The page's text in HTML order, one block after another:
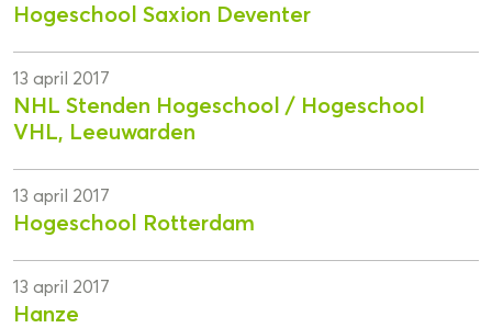
Hogeschool Saxion Deventer
13 april 2017
NHL Stenden Hogeschool / Hogeschool
VHL, Leeuwarden
13 april 2017
Hogeschool Rotterdam
13 april 2017
Hanze